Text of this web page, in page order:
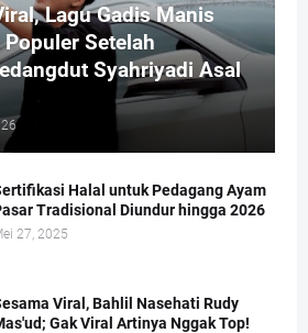
Lagu Gadis Manis
Setelah
Syahriyadi Asal
Halal untuk Pedagang Ayam
Tradisional Diundur hingga 2026
27, 2025
Viral, Bahlil Nasehati Rudy
Gak Viral Artinya Nggak Top!